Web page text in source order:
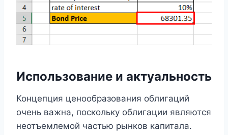
Использование и актуальность
Концепция ценообразования облигаций
очень важна, поскольку облигации являются
неотъемлемой частью рынков капитала.